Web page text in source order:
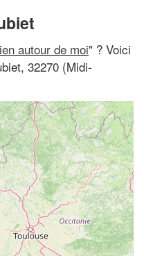
autour de moi" ? Voici
32270 (Midi-